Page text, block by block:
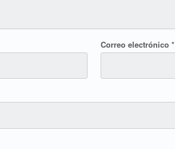
Correo electrónico*